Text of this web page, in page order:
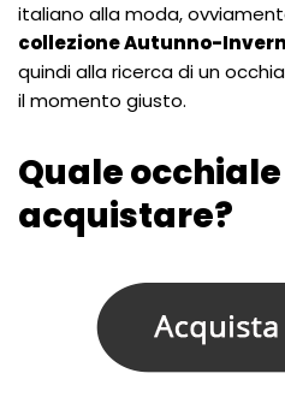
italiano alla moda,
collezione Autunno-
quindi alla ricerca di un
il momento giusto.
Quale
acquistare?